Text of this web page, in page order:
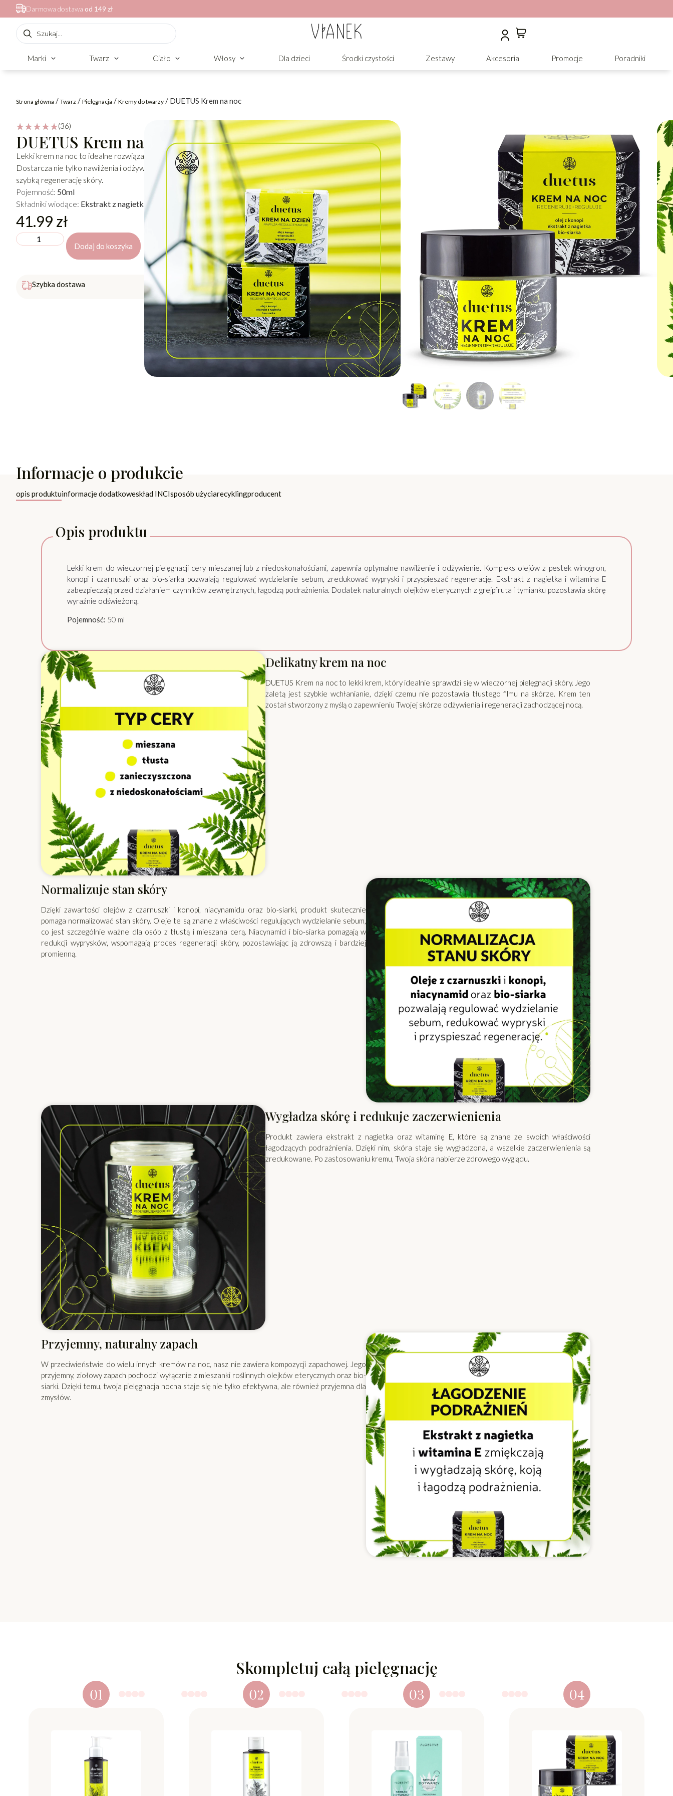
Darmowa dostawa od 149 zł
Marki Twarz Ciało Włosy Dla dzieci Środki czystości Zestawy Akcesoria Promocje Poradniki
Strona główna / Twarz / Pielęgnacja / Kremy do twarzy / DUETUS Krem na noc
☆☆☆☆☆(36)
DUETUS Krem na noc
Lekki krem na noc to idealne rozwiązanie dla cery mieszanej, tłustej, z niedoskonałościami.
Dostarcza nie tylko nawilżenia i odżywienia, ale również reguluje wydzielanie sebum, wspomagając
szybką regenerację skóry.
Pojemność: 50ml
Składniki wiodące: Ekstrakt z nagietka, Olej z konopi, Siarka
41.99 zł
Dodaj do koszyka
Szybka dostawa
Darmowa dostawa od 149 zł
Informacje o produkcie
opis produktuinformacje dodatkoweskład INCIsposób użyciarecyklingproducent
Opis produktu
Lekki krem do wieczornej pielęgnacji cery mieszanej lub z niedoskonałościami, zapewnia optymalne nawilżenie i odżywienie. Kompleks olejów z pestek winogron,
konopi i czarnuszki oraz bio-siarka pozwalają regulować wydzielanie sebum, zredukować wypryski i przyspieszać regenerację. Ekstrakt z nagietka i witamina E
zabezpieczają przed działaniem czynników zewnętrznych, łagodzą podrażnienia. Dodatek naturalnych olejków eterycznych z grejpfruta i tymianku pozostawia skórę
wyraźnie odświeżoną.
Pojemność: 50 ml
Delikatny krem na noc
DUETUS Krem na noc to lekki krem, który idealnie sprawdzi się w wieczornej pielęgnacji skóry. Jego
zaletą jest szybkie wchłanianie, dzięki czemu nie pozostawia tłustego filmu na skórze. Krem ten
został stworzony z myślą o zapewnieniu Twojej skórze odżywienia i regeneracji zachodzącej nocą.
Normalizuje stan skóry
Dzięki zawartości olejów z czarnuszki i konopi, niacynamidu oraz bio-siarki, produkt skutecznie
pomaga normalizować stan skóry. Oleje te są znane z właściwości regulujących wydzielanie sebum,
co jest szczególnie ważne dla osób z tłustą i mieszana cerą. Niacynamid i bio-siarka pomagają w
redukcji wyprysków, wspomagają proces regeneracji skóry, pozostawiając ją zdrowszą i bardziej
promienną.
Wygładza skórę i redukuje zaczerwienienia
Produkt zawiera ekstrakt z nagietka oraz witaminę E, które są znane ze swoich właściwości
łagodzących podrażnienia. Dzięki nim, skóra staje się wygładzona, a wszelkie zaczerwienienia są
zredukowane. Po zastosowaniu kremu, Twoja skóra nabierze zdrowego wyglądu.
Przyjemny, naturalny zapach
W przeciwieństwie do wielu innych kremów na noc, nasz nie zawiera kompozycji zapachowej. Jego
przyjemny, ziołowy zapach pochodzi wyłącznie z mieszanki roślinnych olejków eterycznych oraz bio-
siarki. Dzięki temu, twoja pielęgnacja nocna staje się nie tylko efektywna, ale również przyjemna dla
zmysłów.
Skompletuj całą pielęgnację